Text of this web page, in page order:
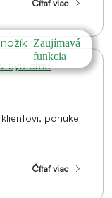
Čítať viac
Zaujímavá
funkcia
ponuke
Čítať viac